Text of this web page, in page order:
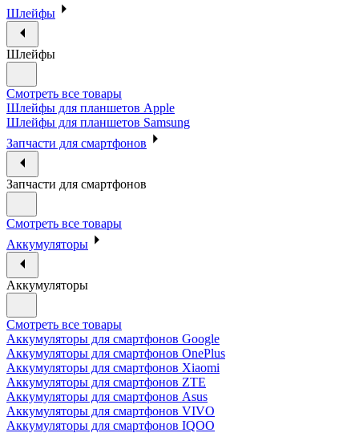
Шлейфы
Шлейфы
Смотреть все товары
Шлейфы для планшетов Apple
Шлейфы для планшетов Samsung
Запчасти для смартфонов
Запчасти для смартфонов
Смотреть все товары
Аккумуляторы
Аккумуляторы
Смотреть все товары
Аккумуляторы для смартфонов Google
Аккумуляторы для смартфонов OnePlus
Аккумуляторы для смартфонов Xiaomi
Аккумуляторы для смартфонов ZTE
Аккумуляторы для cмартфонов Asus
Аккумуляторы для смартфонов VIVO
Аккумуляторы для смартфонов IQOO